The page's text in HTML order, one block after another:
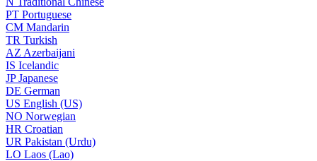
PT Portuguese
CM Mandarin
TR Turkish
AZ Azerbaijani
IS Icelandic
JPJapanese
DE German
US English (US)
NO Norwegian
HR Croatian
UR Pakistan (Urdu)
LO Laos (Lao)